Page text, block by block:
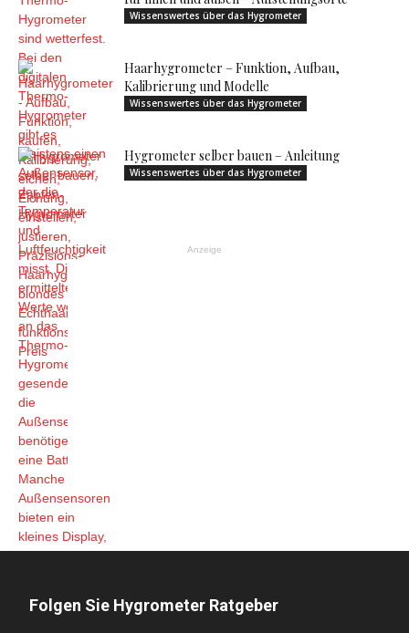
Wissenswertes über das Hygrometer
Haarhygrometer – Funktion, Aufbau,
Kalibrierung und Modelle
Wissenswertes über das Hygrometer
Hygrometer selber bauen – Anleitung
Wissenswertes über das Hygrometer
Anzeige
Folgen Sie Hygrometer Ratgeber